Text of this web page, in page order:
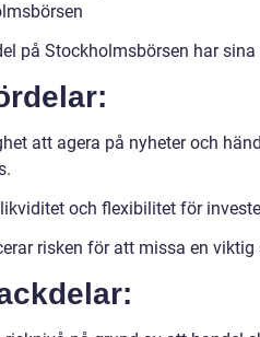
på Stockholmsbörsen har
att agera på nyheter och
och flexibilitet för
risken för att missa en